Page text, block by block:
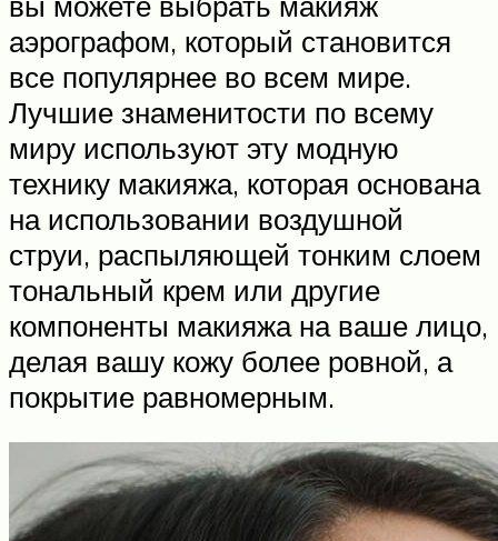
аэрографом, который становится
все популярнее во всем мире.
Лучшие знаменитости по всему
миру используют эту модную
технику макияжа, которая основана
на использовании воздушной
струи, распыляющей тонким слоем
тональный крем или другие
компоненты макияжа на ваше лицо,
делая вашу кожу более ровной, а
покрытие равномерным.